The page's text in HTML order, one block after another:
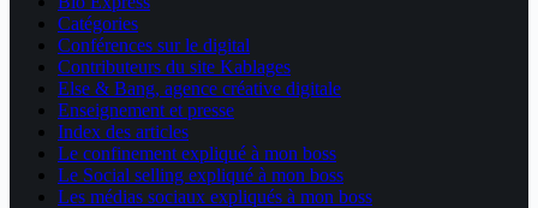
Catégories
Conférences sur le digital
Contributeurs du site Kablages
Else & Bang, agence créative digitale
Enseignement et presse
Index des articles
Le confinement expliqué à mon boss
Le Social selling expliqué à mon boss
Les médias sociaux expliqués à mon boss